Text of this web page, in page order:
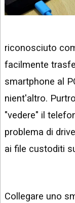
ARCHIVIO
ARGOMENTI:
IPHONE
ANDROID
AI
GOOGLE
NEWS
LINKEDIN
riconosciuto
facilmente
smartphone al
nient'altro.
"vedere" il
problema di
ai file custoditi
Collegare uno